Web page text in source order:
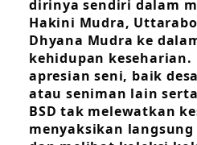
dirinya sendiri dalam
Hakini Mudra,
Dhyana Mudra ke
kehidupan keseharian.
apresian seni, baik
atau seniman lain
BSD tak melewatkan
menyaksikan